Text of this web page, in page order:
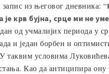
из његовог дневника: “
је крв бујна, срце ми не
од учмалијих периода у
и један борбен и
таквим условима
Као да антиципира ону